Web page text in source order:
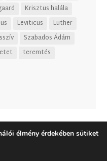
Krisztus halála
Leviticus
Luther
Szabados Ádám
teremtés
élmény érdekében sütiket